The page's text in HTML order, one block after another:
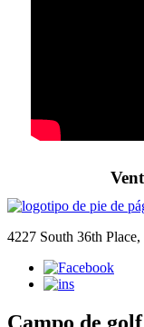
4227 South 36th
Campo de golf